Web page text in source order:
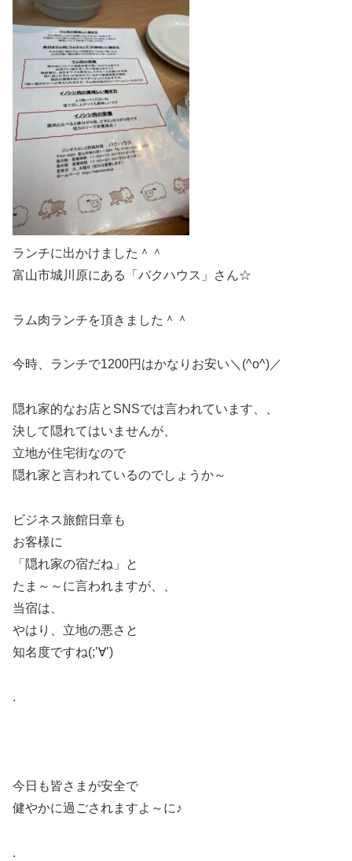
ランチに出かけました＾＾
富山市城川原にある「バクハウス」さん☆
ラム肉ランチを頂きました＾＾
今時、ランチで1200円はかなりお安い＼(^o^)／
隠れ家的なお店とSNSでは言われています、、
決して隠れてはいませんが、
立地が住宅街なので
隠れ家と言われているのでしょうか～
ビジネス旅館日章も
お客様に
「隠れ家の宿だね」と
たま～～に言われますが、、
当宿は、
やはり、立地の悪さと
知名度ですね(;’∀’)
.
今日も皆さまが安全で
健やかに過ごされますよ～に♪
.